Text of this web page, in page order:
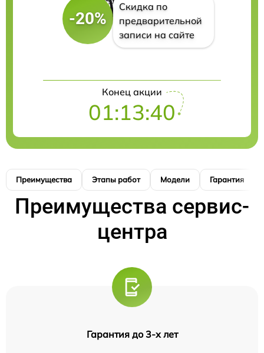
-20%
Скидка по
предварительной
записи на сайте
Конец акции
01:13:40
Преимущества Этапы работ Модели Гарантия
Преимущества сервис-
центра
Гарантия до 3-х лет